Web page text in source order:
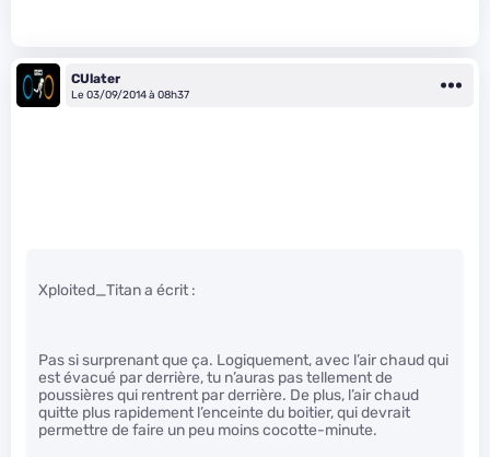
CUlater
Le 03/09/2014 à 08h37
Xploited_Titan a écrit :
Pas si surprenant que ça. Logiquement, avec l’air chaud qui
est évacué par derrière, tu n’auras pas tellement de
poussières qui rentrent par derrière. De plus, l’air chaud
quitte plus rapidement l’enceinte du boitier, qui devrait
permettre de faire un peu moins cocotte-minute.